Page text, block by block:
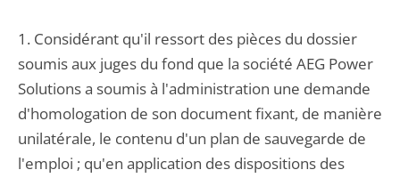
1. Considérant qu'il ressort des pièces du dossier
soumis aux juges du fond que la société AEG Power
Solutions a soumis à l'administration une demande
d'homologation de son document fixant, de manière
unilatérale, le contenu d'un plan de sauvegarde de
l'emploi ; qu'en application des dispositions des